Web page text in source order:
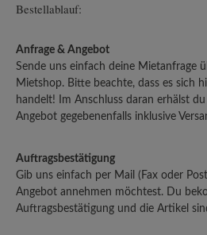
Bestellablauf:
Anfrage & Angebot
Sende uns einfach deine Mietanfrage
Mietshop. Bitte beachte, dass es sich
handelt! Im Anschluss daran erhälst
Angebot gegebenenfalls inklusive
Auftragsbestätigung
Gib uns einfach per Mail (Fax oder
Angebot annehmen möchtest. Du
Auftragsbestätigung und die Artikel